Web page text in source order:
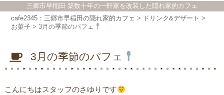
三郷市早稲田 築数十年の一軒家を改装した隠れ家的カフェ
cafe2345：三郷市早稲田の隠れ家的カフェ > ドリンク&デザート >
お菓子 >3月の季節のパフェ
3月の季節のパフェ
こんにちはスタッフのさゆりです